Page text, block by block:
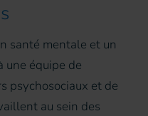
santé mentale et un
une équipe de
psychosociaux et de
au sein des